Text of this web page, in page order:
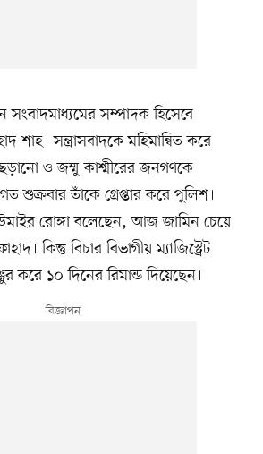
সংবাদমাধ্যমের সম্পাদক হিসেবে
সন্ত্রাসবাদকে মহিমান্বিত করে
ও জম্মু কাশ্মীরের জনগণকে
শুক্রবার তাঁকে গ্রেপ্তার করে পুলিশ।
রোঙ্গা বলেছেন, আজ জামিন চেয়ে
কিন্তু বিচার বিভাগীয় ম্যাজিস্ট্রেট
করে ১০ দিনের রিমান্ড দিয়েছেন।